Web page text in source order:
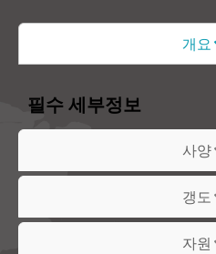
개요
사양
갱도
자원
필수 세부정보